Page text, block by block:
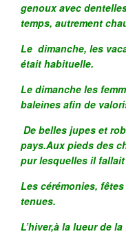
genoux avec
temps, autrement
Le dimanche, les
était habituelle.
Le dimanche les
baleines afin de
De belles jupes et
pays.Aux pieds des
pur lesquelles il
Les cérémonies,
tenues.
L’hiver,à la lueur de